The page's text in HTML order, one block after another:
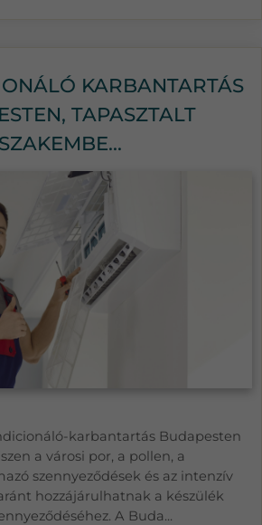
KARBANTARTÁS
TAPASZTALT
SZAKEMBE...
karbantartás Budapesten
a városi por, a pollen, a
szennyeződések és az intenzív
hozzájárulhatnak a készülék
A Buda...